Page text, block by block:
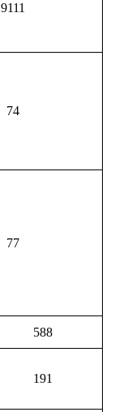
9111
74
77
588
191